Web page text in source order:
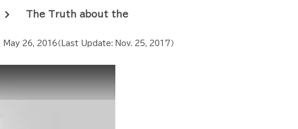
chevron_right
The Truth about the
May 26, 2016 （Last Update: Nov. 25, 2017 ）